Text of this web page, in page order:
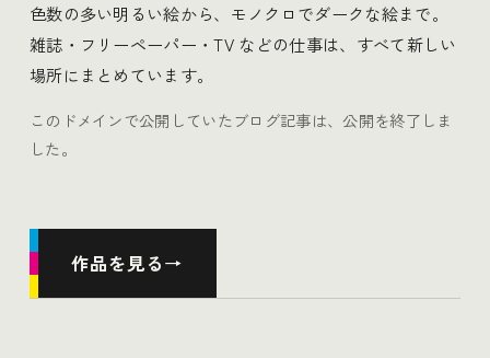
色数の多い明るい絵から、モノクロでダークな絵まで。
雑誌・フリーペーパー・TV などの仕事は、すべて新しい
場所にまとめています。
このドメインで公開していたブログ記事は、公開を終了しま
した。
作品を見る→